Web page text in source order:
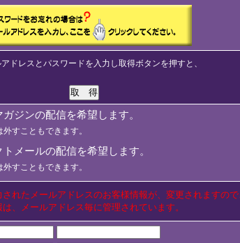
ドレスとパスワードを入力し取得ボタンを押すと、
ジンの配信を希望します。
すこともできます。
メールの配信を希望します。
すこともできます。
れたメールアドレスのお客様情報が、変更されますので
メールアドレス毎に管理されています。